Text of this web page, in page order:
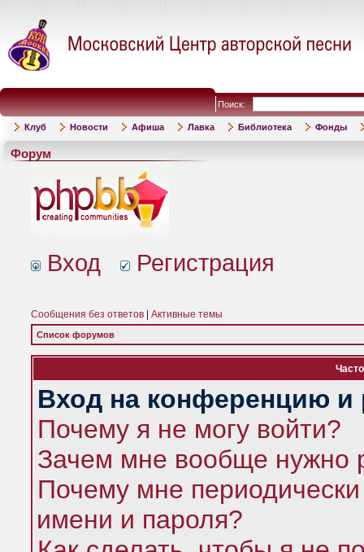
Поиск:
Клуб Новости Афиша Лавка Библиотека Фонды
Форум
Вход Регистрация
Сообщения без ответов Активные темы
Список форумов
Вход на конференцию и
Почему я не могу войти?
Зачем мне вообще нужно
Почему мне
имени и пароля?